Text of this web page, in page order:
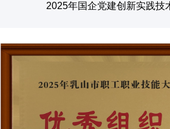
2025年国企党建创新实践技